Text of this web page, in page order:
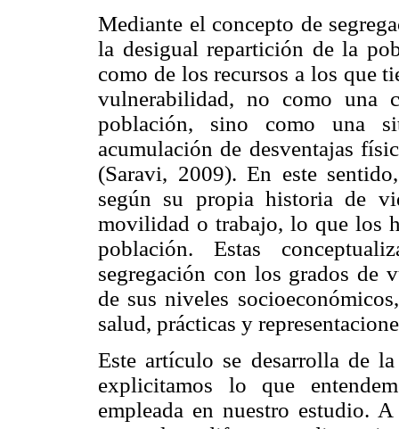
Mediante el concepto de
la desigual repartición de la
como de los recursos a los que
vulnerabilidad, no como una
población, sino como una
acumulación de desventajas
(Saravi, 2009). En este
según su propia historia de
movilidad o trabajo, lo que los
población. Estas
segregación con los grados de
de sus niveles
salud, prácticas y
Este artículo se desarrolla de
explicitamos lo que
empleada en nuestro estudio.